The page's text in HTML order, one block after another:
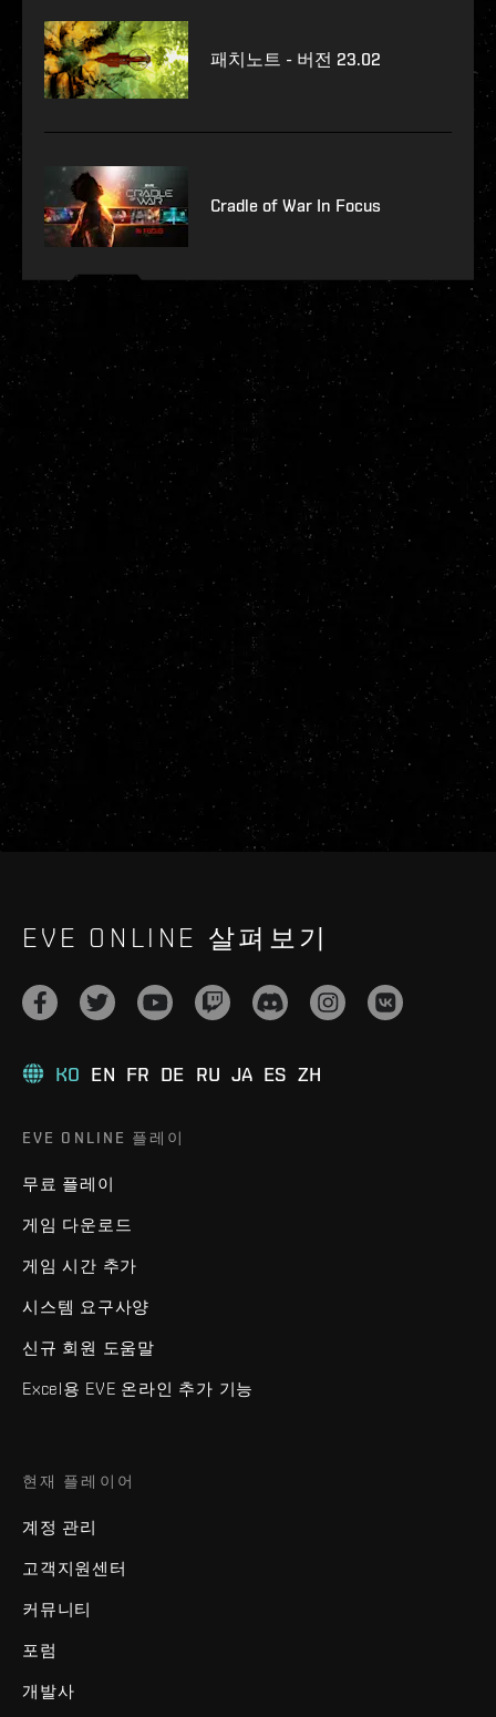
패치노트 - 버전 23.02
Cradle of War In Focus
EVE ONLINE 살펴보기
KO EN FR DE RU JA ES ZH
EVE ONLINE 플레이
무료 플레이
게임 다운로드
게임 시간 추가
시스템 요구사양
신규 회원 도움말
Excel용 EVE 온라인 추가 기능
현재 플레이어
계정 관리
고객지원센터
커뮤니티
포럼
개발사